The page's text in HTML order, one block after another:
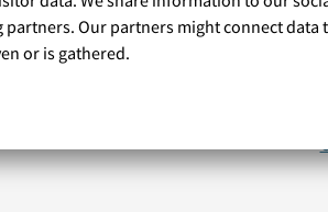
partners. Our partners might connect data
or is gathered.